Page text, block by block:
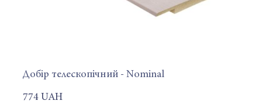
Добір телескопічний - Nominal
774 UAH